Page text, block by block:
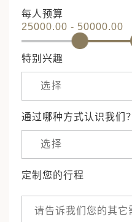
每人预算
25000.00 - 50000.00
特别兴趣
选择
通过哪种方式认识我们？
选择
定制您的行程